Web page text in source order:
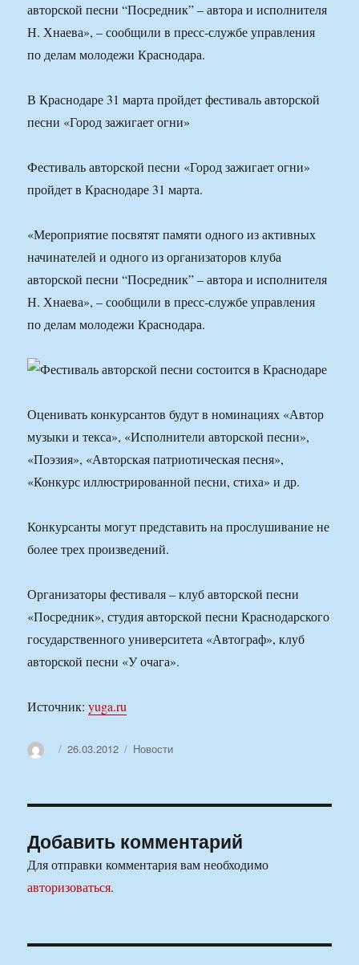
авторской песни “Посредник” – автора и исполнителя
Н. Хнаева», – сообщили в пресс-службе управления
по делам молодежи Краснодара.
В Краснодаре 31 марта пройдет фестиваль авторской
песни «Город зажигает огни»
Фестиваль авторской песни «Город зажигает огни»
пройдет в Краснодаре 31 марта.
«Мероприятие посвятят памяти одного из активных
начинателей и одного из организаторов клуба
авторской песни “Посредник” – автора и исполнителя
Н. Хнаева», – сообщили в пресс-службе управления
по делам молодежи Краснодара.
Оценивать конкурсантов будут в номинациях «Автор
музыки и текса», «Исполнители авторской песни»,
«Поэзия», «Авторская патриотическая песня»,
«Конкурс иллюстрированной песни, стиха» и др.
Конкурсанты могут представить на прослушивание не
более трех произведений.
Организаторы фестиваля – клуб авторской песни
«Посредник», студия авторской песни Краснодарского
государственного университета «Автограф», клуб
авторской песни «У очага».
Источник:yuga.ru
АвторОпубликовано
26.03.2012 Рубрики
Новости
Добавить комментарий
Для отправки комментария вам необходимо
авторизоваться.